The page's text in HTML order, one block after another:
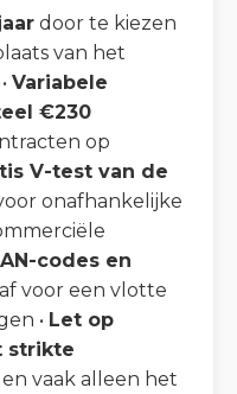
door te kiezen
van het
Variabele
€230
op
V-test van de
onafhankelijke
codes en
voor een vlotte
• Let op
strikte
vaak alleen het